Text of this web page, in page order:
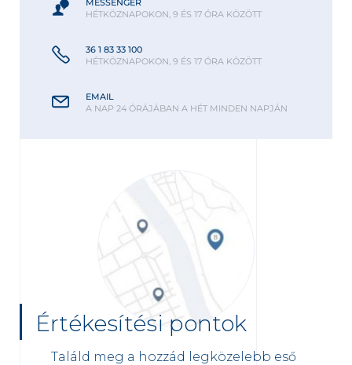
MESSENGER
HÉTKÖZNAPOKON, 9 ÉS 17 ÓRA KÖZÖTT
36 1 83 33 100
HÉTKÖZNAPOKON, 9 ÉS 17 ÓRA KÖZÖTT
EMAIL
A NAP 24 ÓRÁJÁBAN A HÉT MINDEN NAPJÁN
Értékesítési pontok
Találd meg a hozzád legközelebb eső